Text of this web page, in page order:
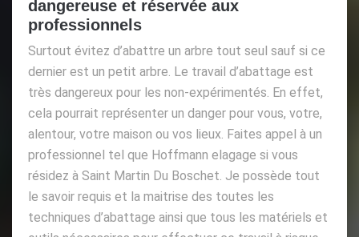
dangereuse et réservée aux
professionnels
Surtout évitez d’abattre un arbre tout seul sauf si ce
dernier est un petit arbre. Le travail d’abattage est
très dangereux pour les non-expérimentés. En effet,
cela pourrait représenter un danger pour vous, votre,
alentour, votre maison ou vos lieux. Faites appel à un
professionnel tel que Hoffmann elagage si vous
résidez à Saint Martin Du Boschet. Je possède tout
le savoir requis et la maitrise des toutes les
techniques d’abattage ainsi que tous les matériels et